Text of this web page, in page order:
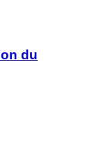
du